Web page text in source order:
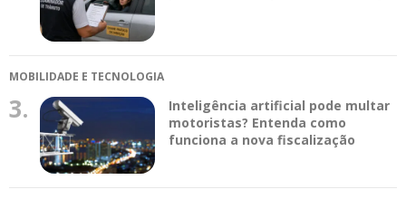
MOBILIDADE E TECNOLOGIA
3.
Inteligência artificial pode multar
motoristas? Entenda como
funciona a nova fiscalização